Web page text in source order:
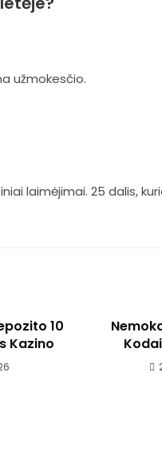
užmokesčio.
laimėjimai. 25 dalis,
10
Kazino